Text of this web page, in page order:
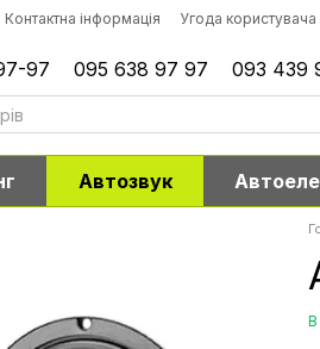
Контактна інформація Угода користувача
97 095 638 97 97 093 439
Автозвук
В